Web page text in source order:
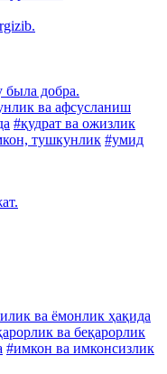
была добра.
ва афсусланиш
#қудрат ва ожизлик
тушкунлик #умид
ва ёмонлик ҳақида
ва беқарорлик
#имкон ва имконсизлик